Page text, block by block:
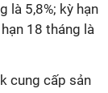
là 5,8%; kỳ hạn
18 tháng là
cung cấp sản